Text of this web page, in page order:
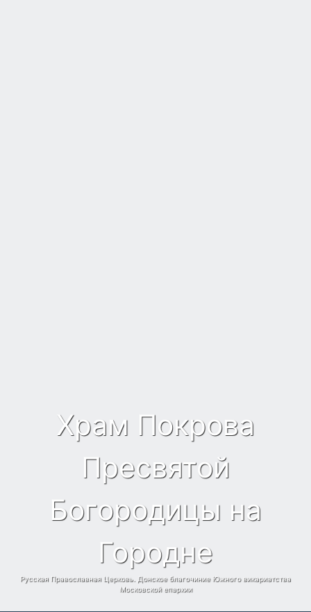
Храм Покрова
Пресвятой
Богородицы на
Городне
Русская Православная Церковь. Донское благочиние Южного викариатства
Московской епархии